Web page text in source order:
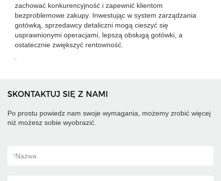
zachować konkurencyjność i zapewnić klientom
bezproblemowe zakupy. Inwestując w system zarządzania
gotówką, sprzedawcy detaliczni mogą cieszyć się
usprawnionymi operacjami, lepszą obsługą gotówki, a
ostatecznie zwiększyć rentowność.
SKONTAKTUJ SIĘ Z NAMI
Po prostu powiedz nam swoje wymagania, możemy zrobić więcej
niż możesz sobie wyobrazić.
*Nazwa